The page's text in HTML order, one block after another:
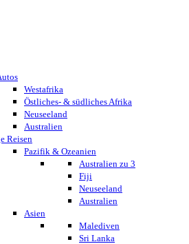
Westafrika
Östliches- & südliches Afrika
Neuseeland
Australien
Reisen
Pazifik & Ozeanien
Australien zu 3
Fiji
Neuseeland
Australien
Asien
Malediven
Sri Lanka